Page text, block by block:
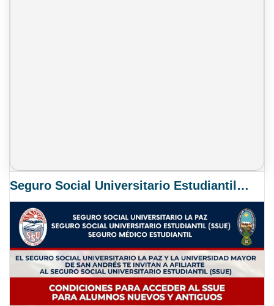
Seguro Social Universitario Estudiantil SSUE